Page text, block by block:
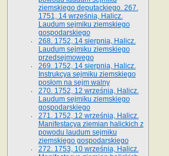
ziemskiego deputackiego. 267.
1751, 14 września, Halicz.
Laudum sejmiku ziemskiego
gospodarskiego
268. 1752, 14 sierpnia, Halicz.
Laudum sejmiku ziemskiego
przedsejmowego
269. 1752, 14 sierpnia, Halicz.
Instrukcya sejmiku ziemskiego
posłom na sejm walny
270. 1752, 12 września, Halicz.
Laudum sejmiku ziemskiego
gospodarskiego
271. 1752, 12 września, Halicz.
Manifestacya ziemian halickich z
powodu laudum sejmiku
ziemskiego gospodarskiego
272. 1753, 10 września, Halicz.